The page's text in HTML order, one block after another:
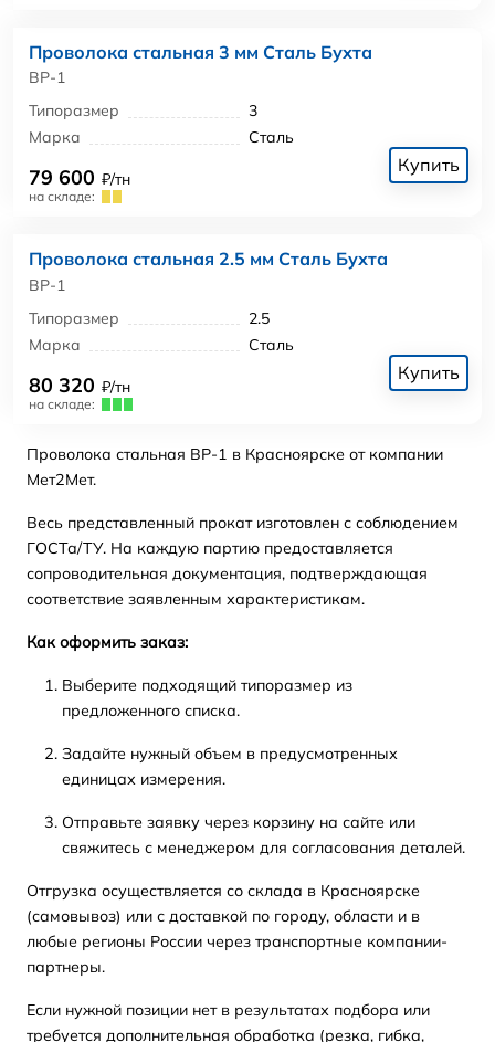
Проволока стальная 3 мм Сталь Бухта
ВР-1
Типоразмер
3
Марка
Сталь
79 600 ₽/тн
на складе:
Купить
Проволока стальная 2.5 мм Сталь Бухта
ВР-1
Типоразмер
2.5
Марка
Сталь
80 320 ₽/тн
на складе:
Купить
Проволока стальная ВР-1 в Красноярске от компании
Мет2Мет.
Весь представленный прокат изготовлен с соблюдением
ГОСТа/ТУ. На каждую партию предоставляется
сопроводительная документация, подтверждающая
соответствие заявленным характеристикам.
Как оформить заказ:
Выберите подходящий типоразмер из
предложенного списка.
Задайте нужный объем в предусмотренных
единицах измерения.
Отправьте заявку через корзину на сайте или
свяжитесь с менеджером для согласования деталей.
Отгрузка осуществляется со склада в Красноярске
(самовывоз) или с доставкой по городу, области и в
любые регионы России через транспортные компании-
партнеры.
Если нужной позиции нет в результатах подбора или
требуется дополнительная обработка (резка, гибка,